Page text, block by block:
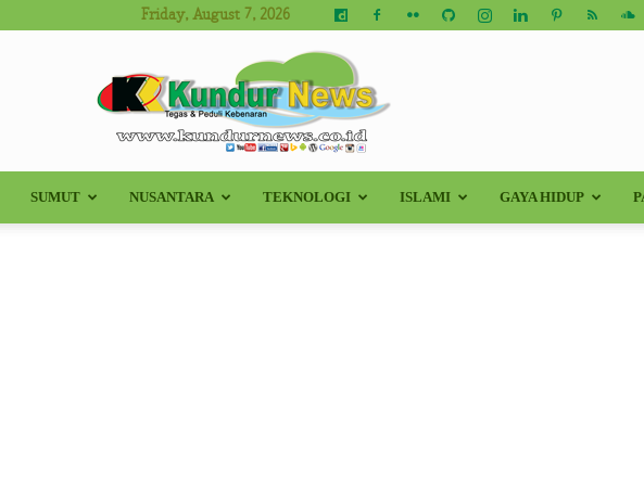
Friday, August 7, 2026
Kundur
SUMUT NUSANTARA TEKNOLOGI ISLAMI GAYA HIDUP